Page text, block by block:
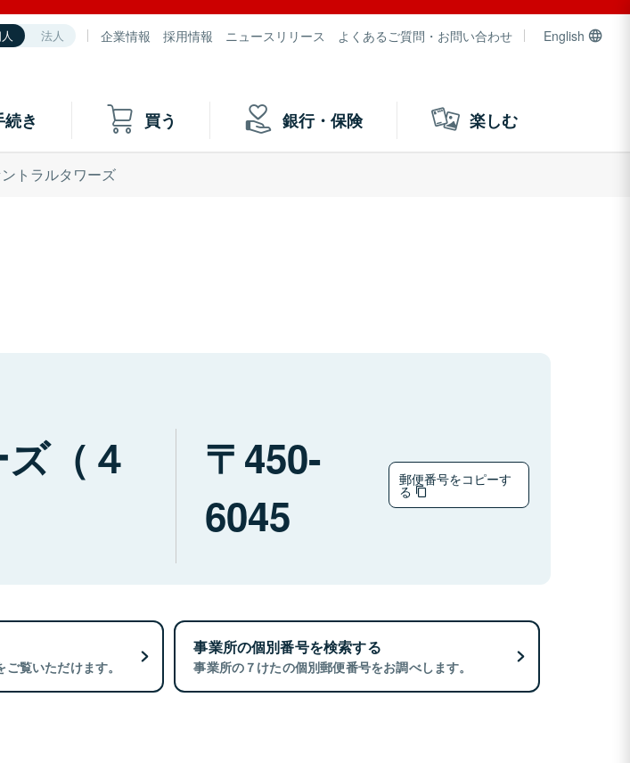
法人 企業情報 採用情報 ニュースリリース よくあるご質問・お問い合わせ English
き 買う 銀行・保険 楽しむ
トラルタワーズ
（４
450-
6045
郵便番号をコピーす
る
覧いただけます。
事業所の個別番号を検索する
事業所の７けたの個別郵便番号をお調べします。